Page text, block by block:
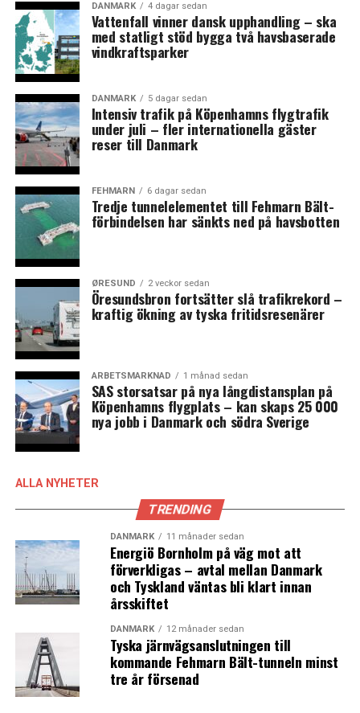
DANMARK 4 dagar sedan
Vattenfall vinner dansk upphandling – ska
med statligt stöd bygga två havsbaserade
vindkraftsparker
DANMARK 5 dagar sedan
Intensiv trafik på Köpenhamns flygtrafik
under juli – fler internationella gäster
reser till Danmark
FEHMARN 6 dagar sedan
Tredje tunnelelementet till Fehmarn Bält-
förbindelsen har sänkts ned på havsbotten
ØRESUND 2 veckor sedan
Öresundsbron fortsätter slå trafikrekord –
kraftig ökning av tyska fritidsresenärer
ARBETSMARKNAD 1 månad sedan
SAS storsatsar på nya långdistansplan på
Köpenhamns flygplats – kan skaps 25 000
nya jobb i Danmark och södra Sverige
ALLA NYHETER
TRENDING
DANMARK 11 månader sedan
Energiö Bornholm på väg mot att
förverkligas – avtal mellan Danmark
och Tyskland väntas bli klart innan
årsskiftet
DANMARK 12 månader sedan
Tyska järnvägsanslutningen till
kommande Fehmarn Bält-tunneln minst
tre år försenad